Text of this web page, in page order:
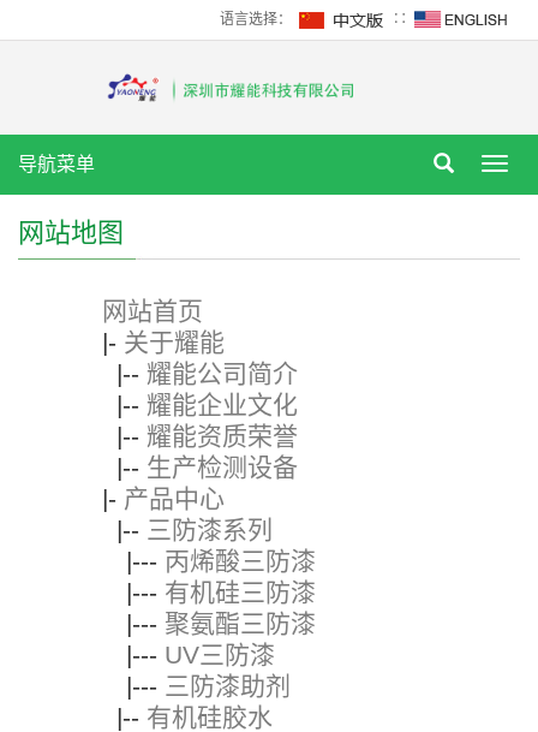
语言选择： ∷
导航菜单
网站地图
网站首页
|- 关于耀能
|-- 耀能公司简介
|-- 耀能企业文化
|-- 耀能资质荣誉
|-- 生产检测设备
|- 产品中心
|-- 三防漆系列
|--- 丙烯酸三防漆
|--- 有机硅三防漆
|--- 聚氨酯三防漆
|--- UV三防漆
|--- 三防漆助剂
|-- 有机硅胶水